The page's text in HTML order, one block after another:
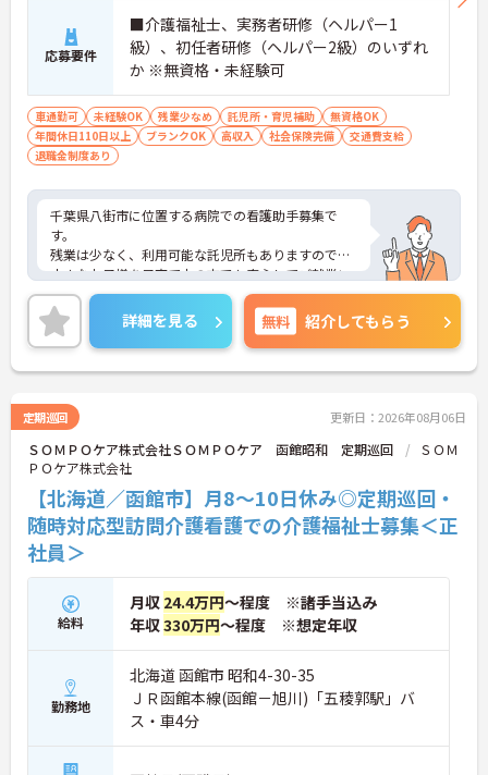
応募要件
■介護福祉士、実務者研修（ヘルパー1
級）、初任者研修（ヘルパー2級）のいずれ
か ※無資格・未経験可
車通勤可 未経験OK 残業少なめ 託児所・育児補助
無資格OK
年間休日110日以上
ブランクOK 高収入 社会保険完備
交通費支給
退職金制度あり
千葉県八街市に位置する病院での看護助手募集で
す。
残業は少なく、利用可能な託児所もありますので、
小さなお子様を子育て中の方でも安心してご就業い
ただけます！
ご興味ある方には、面接対策ポイントなど、さらに
詳細をお話しいたしますのでお気軽にご相談くださ
い！
詳細を見る 無料 紹介してもらう
定期巡回 更新日：2026年08月06日
ＳＯＭＰＯケア株式会社ＳＯＭＰＯケア 函館昭和 定期巡回
ＳＯＭ
ＰＯケア株式会社
【北海道／函館市】月8～10日休み◎定期巡回・
随時対応型訪問介護看護での介護福祉士募集＜正
社員＞
給料
月収 24.4万円～程度 ※諸手当込み
年収330万円～程度 ※想定年収
勤務地
北海道 函館市 昭和4-30-35
ＪＲ函館本線(函館－旭川)「五稜郭駅」バ
ス・車4分